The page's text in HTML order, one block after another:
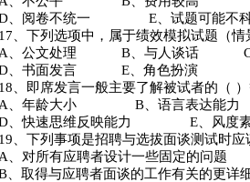
、阅卷不统一 E、试题可能不
17、下列选项中，属于绩效模拟试题（
A、公文处理 B、与人谈话 C、
、书面发言 E、角色扮演
18、即席发言一般主要了解被试者的（
A、年龄大小 B、语言表达能
、快速思维反映能力 E、风度
19、下列事项是招聘与选拔面谈测试时
A、对所有应聘者设计一些固定的问题
、取得与应聘者面谈的工作有关的更详